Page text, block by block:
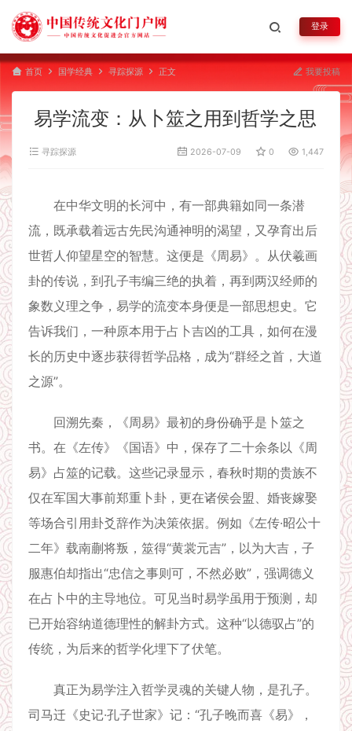
登录
首页 国学经典 寻踪探源 正文 我要投稿
易学流变：从卜筮之用到哲学之思
寻踪探源 2026-07-09 0 1,447
在中华文明的长河中，有一部典籍如同一条潜
流，既承载着远古先民沟通神明的渴望，又孕育出后
世哲人仰望星空的智慧。这便是《周易》。从伏羲画
卦的传说，到孔子韦编三绝的执着，再到两汉经师的
象数义理之争，易学的流变本身便是一部思想史。它
告诉我们，一种原本用于占卜吉凶的工具，如何在漫
长的历史中逐步获得哲学品格，成为“群经之首，大道
之源”。
回溯先秦，《周易》最初的身份确乎是卜筮之
书。在《左传》《国语》中，保存了二十余条以《周
易》占筮的记载。这些记录显示，春秋时期的贵族不
仅在军国大事前郑重卜卦，更在诸侯会盟、婚丧嫁娶
等场合引用卦爻辞作为决策依据。例如《左传·昭公十
二年》载南蒯将叛，筮得“黄裳元吉”，以为大吉，子
服惠伯却指出“忠信之事则可，不然必败”，强调德义
在占卜中的主导地位。可见当时易学虽用于预测，却
已开始容纳道德理性的解卦方式。这种“以德驭占”的
传统，为后来的哲学化埋下了伏笔。
真正为易学注入哲学灵魂的关键人物，是孔子。
司马迁《史记·孔子世家》记：“孔子晚而喜《易》，